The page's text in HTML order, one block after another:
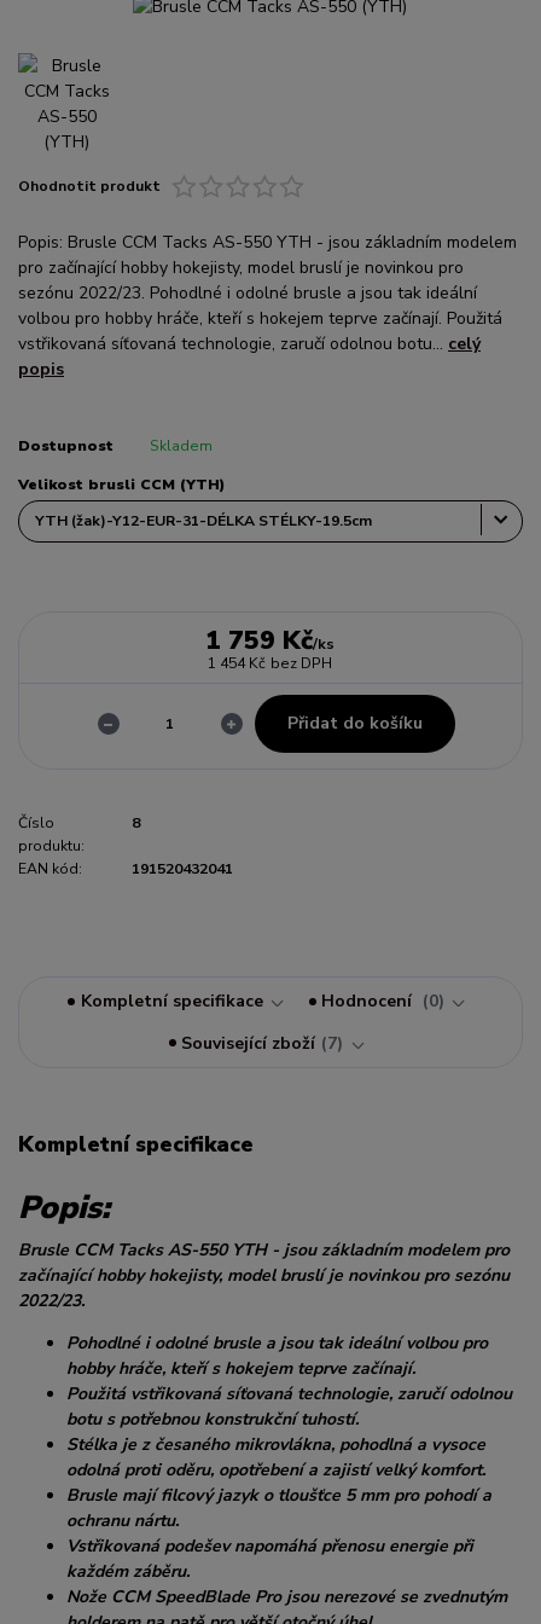
Ohodnotit produkt
Popis: Brusle CCM Tacks AS-550 YTH - jsou základním modelem
pro začínající hobby hokejisty, model bruslí je novinkou pro
sezónu 2022/23. Pohodlné i odolné brusle a jsou tak ideální
volbou pro hobby hráče, kteří s hokejem teprve začínají. Použitá
vstřikovaná síťovaná technologie, zaručí odolnou botu... celý
popis
Dostupnost Skladem
Velikost brusli CCM (YTH)
1 759 Kč/ks
1 454 Kč bez DPH
Přidat do košíku
Číslo
produktu:
8
EAN kód: 191520432041
Kompletní specifikace Hodnocení
0
Související zboží 7
Kompletní specifikace
Popis:
Brusle CCM Tacks AS-550 YTH - jsou základním modelem pro
začínající hobby hokejisty, model bruslí je novinkou pro sezónu
2022/23.
Pohodlné i odolné brusle a jsou tak ideální volbou pro
hobby hráče, kteří s hokejem teprve začínají.
Použitá vstřikovaná síťovaná technologie, zaručí odolnou
botu s potřebnou konstrukční tuhostí.
Stélka je z česaného mikrovlákna, pohodlná a vysoce
odolná proti oděru, opotřebení a zajistí velký komfort.
Brusle mají filcový jazyk o tloušťce 5 mm pro pohodí a
ochranu nártu.
Vstřikovaná podešev napomáhá přenosu energie při
každém záběru.
Nože CCM SpeedBlade Pro jsou nerezové se zvednutým